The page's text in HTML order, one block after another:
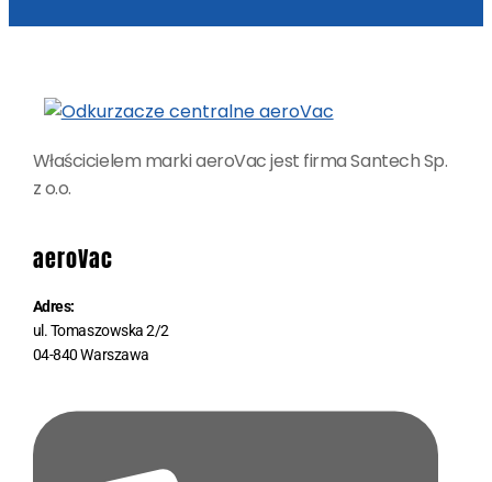
Właścicielem marki aeroVac jest firma Santech Sp.
z o.o.
aeroVac
Adres:
ul. Tomaszowska 2/2
04-840 Warszawa